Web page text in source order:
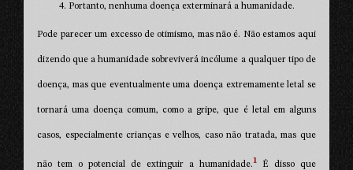
Portanto, nenhuma doença exterminará a humanidade.
Pode parecer um excesso de otimismo, mas não é. Não estamos aqui
dizendo que a humanidade sobreviverá incólume a qualquer tipo de
doença, mas que eventualmente uma doença extremamente letal se
tornará uma doença comum, como a gripe, que é letal em alguns
casos, especialmente crianças e velhos, caso não tratada, mas que
não tem o potencial de extinguir a humanidade.1 É disso que